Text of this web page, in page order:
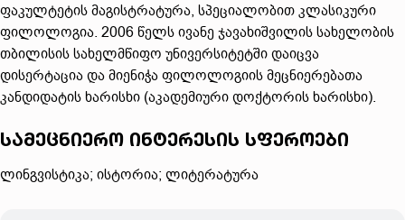
ფაკულტეტის მაგისტრატურა, სპეციალობით კლასიკური
ფილოლოგია. 2006 წელს ივანე ჯავახიშვილის სახელობის
თბილისის სახელმწიფო უნივერსიტეტში დაიცვა
დისერტაცია და მიენიჭა ფილოლოგიის მეცნიერებათა
კანდიდატის ხარისხი (აკადემიური დოქტორის ხარისხი).
სამეცნიერო ინტერესის სფეროები
ლინგვისტიკა; ისტორია; ლიტერატურა